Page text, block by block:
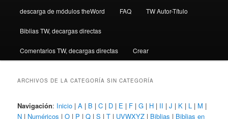
descarga de módulos theWord FAQ TW Autor-Título
Biblias TW, decargas directas
Comentarios TW, decargas directas Crear
ARCHIVOS DE LA CATEGORÍASIN CATEGORÍA
Navigación: Inicio |A | B |C | D | E | F |G | H | II |J | K | L | M |
N | Numéricos |O | P |Q |S |T | UVWXYZ | Biblias | Biblias en